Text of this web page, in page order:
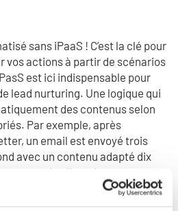
sans iPaaS ! C’est la clé pour
vos actions à partir de scénarios
est ici indispensable pour
lead nurturing. Une logique qui
des contenus selon
Par exemple, après
un email est envoyé trois
avec un contenu adapté dix
le client dans son